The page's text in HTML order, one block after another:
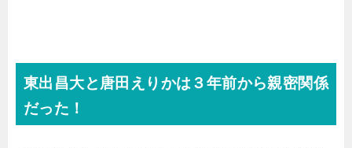
東出昌大と唐田えりかは３年前から親密関係
だった！